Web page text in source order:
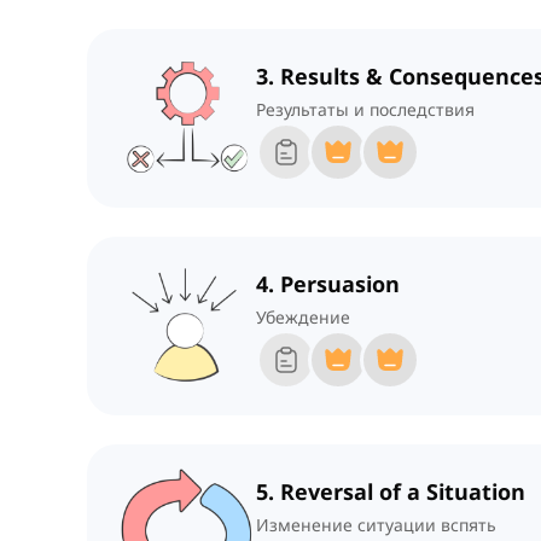
3. Results &
Результаты и последствия
4. Persuasion
Убеждение
5. Reversal of a Situation
Изменение ситуации вспять